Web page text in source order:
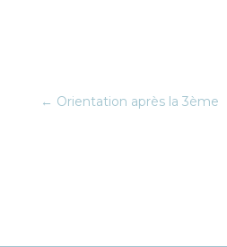
← Orientation après la 3ème